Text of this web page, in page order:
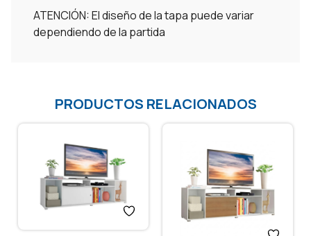
ATENCIÓN: El diseño de la tapa puede variar
dependiendo de la partida
PRODUCTOS RELACIONADOS